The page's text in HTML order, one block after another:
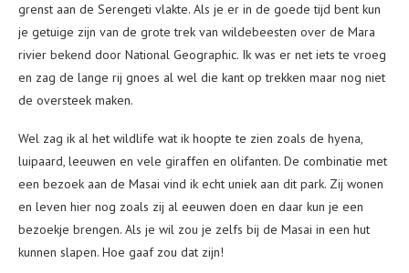
grenst aan de Serengeti vlakte. Als je er in de goede tijd bent kun
je getuige zijn van de grote trek van wildebeesten over de Mara
rivier bekend door National Geographic. Ik was er net iets te vroeg
en zag de lange rij gnoes al wel die kant op trekken maar nog niet
de oversteek maken.
Wel zag ik al het wildlife wat ik hoopte te zien zoals de hyena,
luipaard, leeuwen en vele giraffen en olifanten. De combinatie met
een bezoek aan de Masai vind ik echt uniek aan dit park. Zij wonen
en leven hier nog zoals zij al eeuwen doen en daar kun je een
bezoekje brengen. Als je wil zou je zelfs bij de Masai in een hut
kunnen slapen. Hoe gaaf zou dat zijn!